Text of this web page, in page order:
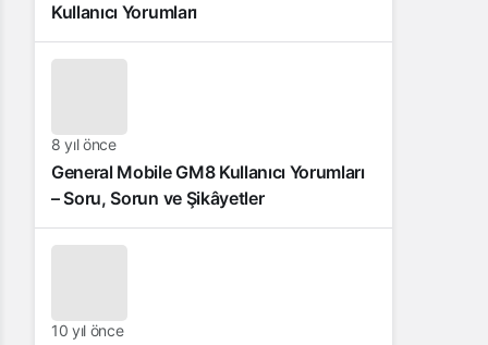
Kullanıcı Yorumları
8 yıl önce
General Mobile GM8 Kullanıcı Yorumları
– Soru, Sorun ve Şikâyetler
10 yıl önce